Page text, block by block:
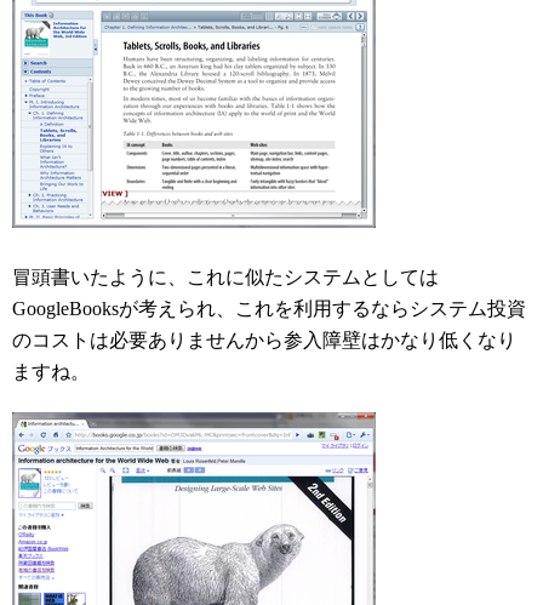
冒頭書いたように、これに似たシステムとしては
GoogleBooksが考えられ、これを利用するならシステム投資
のコストは必要ありませんから参入障壁はかなり低くなり
ますね。